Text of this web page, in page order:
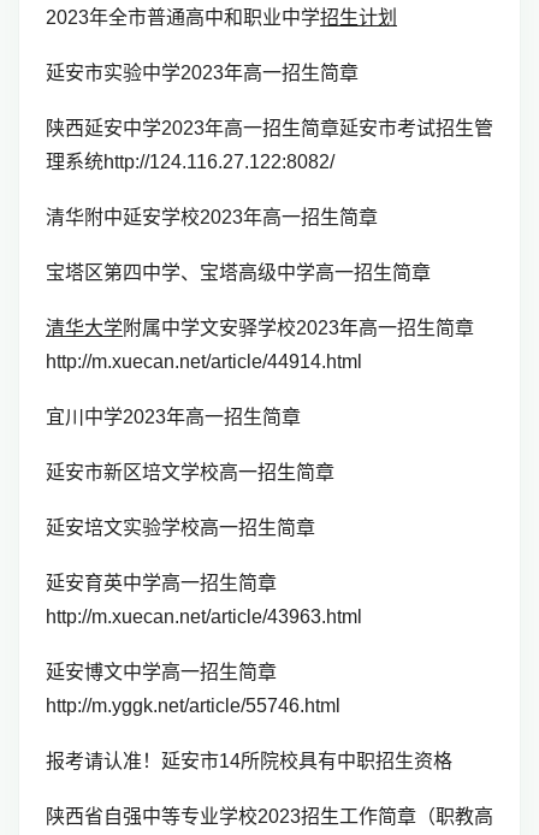
2023年全市普通高中和职业中学招生计划
延安市实验中学2023年高一招生简章
陕西延安中学2023年高一招生简章延安市考试招生管
理系统http://124.116.27.122:8082/
清华附中延安学校2023年高一招生简章
宝塔区第四中学、宝塔高级中学高一招生简章
清华大学附属中学文安驿学校2023年高一招生简章
http://m.xuecan.net/article/44914.html
宜川中学2023年高一招生简章
延安市新区培文学校高一招生简章
延安培文实验学校高一招生简章
延安育英中学高一招生简章
http://m.xuecan.net/article/43963.html
延安博文中学高一招生简章
http://m.yggk.net/article/55746.html
报考请认准！延安市14所院校具有中职招生资格
陕西省自强中等专业学校2023招生工作简章（职教高